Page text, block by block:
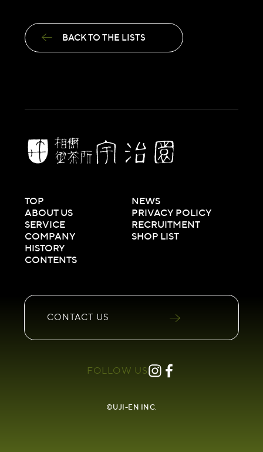
BACK TO THE LISTS
TOP
NEWS
ABOUT US
PRIVACY POLICY
SERVICE
RECRUITMENT
COMPANY
SHOP LIST
HISTORY
CONTENTS
CONTACT US
FOLLOW US
©UJI-EN INC.